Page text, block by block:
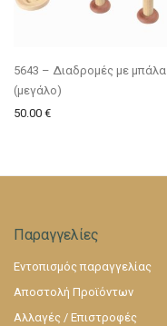
5643 – Διαδρομές με μπάλα
(μεγάλο)
50.00 €
Παραγγελίες
Εντοπισμός παραγγελίας
Αποστολή Προϊόντων
Αλλαγές / Επιστροφές